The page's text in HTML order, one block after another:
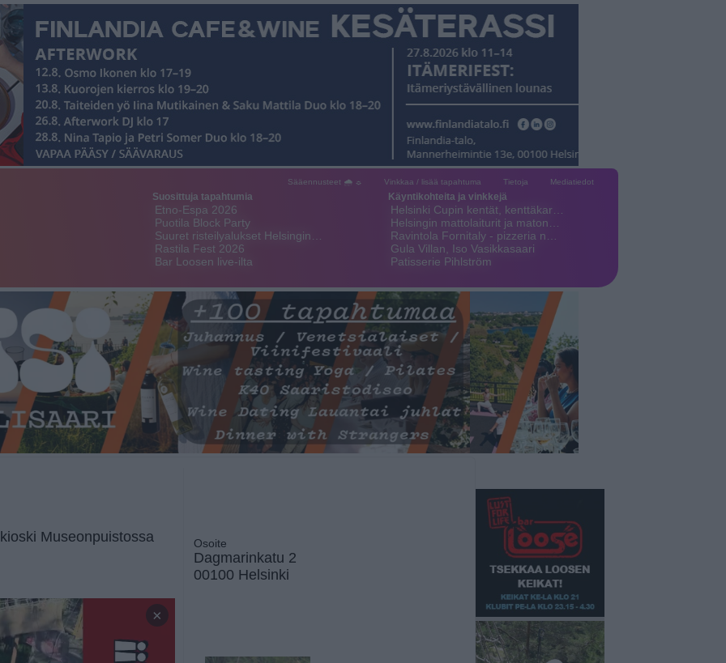
Sääennusteet 🌧 ☼ Vinkkaa / lisää tapahtuma Tietoja Mediatiedot
Suosittuja tapahtumia
Etno-Espa 2026
Puotila Block Party
Suuret risteilyalukset Helsingin…
Rastila Fest 2026
Bar Loosen live-ilta
Käyntikohteita ja vinkkejä
Helsinki Cupin kentät, kenttäkar…
Helsingin mattolaiturit ja maton…
Ravintola Fornitaly - pizzeria n…
Gula Villan, Iso Vasikkasaari
Patisserie Pihlström
Museonpuistossa
×
Osoite
Dagmarinkatu 2
00100 Helsinki